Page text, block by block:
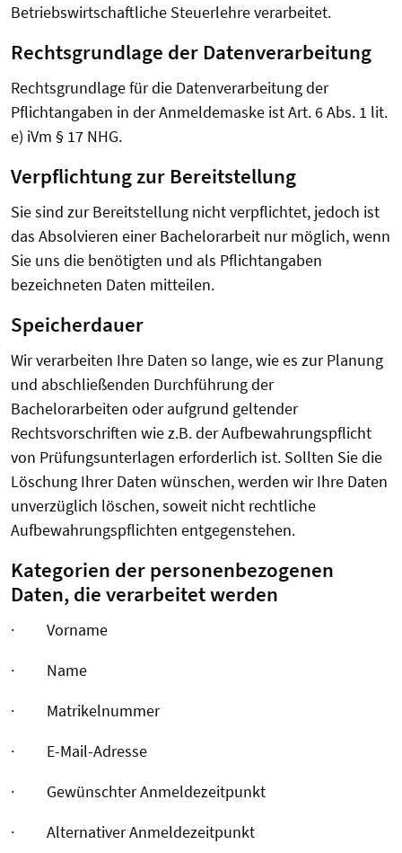
Betriebswirtschaftliche Steuerlehre verarbeitet.
Rechtsgrundlage der Datenverarbeitung
Rechtsgrundlage für die Datenverarbeitung der
Pflichtangaben in der Anmeldemaske ist Art. 6 Abs. 1 lit.
e) iVm § 17 NHG.
Verpflichtung zur Bereitstellung
Sie sind zur Bereitstellung nicht verpflichtet, jedoch ist
das Absolvieren einer Bachelorarbeit nur möglich, wenn
Sie uns die benötigten und als Pflichtangaben
bezeichneten Daten mitteilen.
Speicherdauer
Wir verarbeiten Ihre Daten so lange, wie es zur Planung
und abschließenden Durchführung der
Bachelorarbeiten oder aufgrund geltender
Rechtsvorschriften wie z.B. der Aufbewahrungspflicht
von Prüfungsunterlagen erforderlich ist. Sollten Sie die
Löschung Ihrer Daten wünschen, werden wir Ihre Daten
unverzüglich löschen, soweit nicht rechtliche
Aufbewahrungspflichten entgegenstehen.
Kategorien der personenbezogenen
Daten, die verarbeitet werden
· Vorname
· Name
· Matrikelnummer
· E-Mail-Adresse
· Gewünschter Anmeldezeitpunkt
· Alternativer Anmeldezeitpunkt